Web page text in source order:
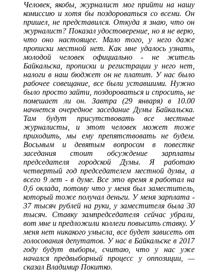
Человек, якобы, журналист мог прийти на нашу
комиссию и хотя бы поздороваться со всеми. Он
пришел, не представился. Откуда я знаю, что он
журналист? Показал удостоверение, но я не верю,
что оно настоящее. Мало того, у него даже
прописки местной нет. Как мне удалось узнать,
молодой человек официально - не житель
Байкальска, прописки и регистрации у него нет,
налоги в наш бюджет он не платит. У нас было
рабочее совещание, все были уставшими. Нужно
было просто зайти, поздороваться и спросить, не
помешает ли он. Завтра (29 января) в 10.00
начнется очередное заседание Думы Байкальска.
Там будут присутствовать все местные
журналисты, и этот человек может тоже
приходить, мы ему препятствовать не будем.
Восьмым и девятым вопросом в повестке
заседания стоит обсуждение зарплаты
председателя городской Думы. Я работаю
четвертый год председателем местной думы, а
всего 9 лет - в думе. Все это время я работал на
0,6 оклада, потому что у меня был заместитель,
который тоже получал деньги. У меня зарплата -
37 тысяч рублей на руки, у заместителя была 30
тысяч. Ставку зампредседателя сейчас убрали,
вот мне и предложили коллеги повысить ставку. У
меня нет никакого умысла, все будет зависеть от
голосования депутатов. У нас в Байкальске в 2017
году будут выборы, считаю, что у нас уже
начался предвыборный процесс у оппозиции, —
сказал Владимир Покитко.